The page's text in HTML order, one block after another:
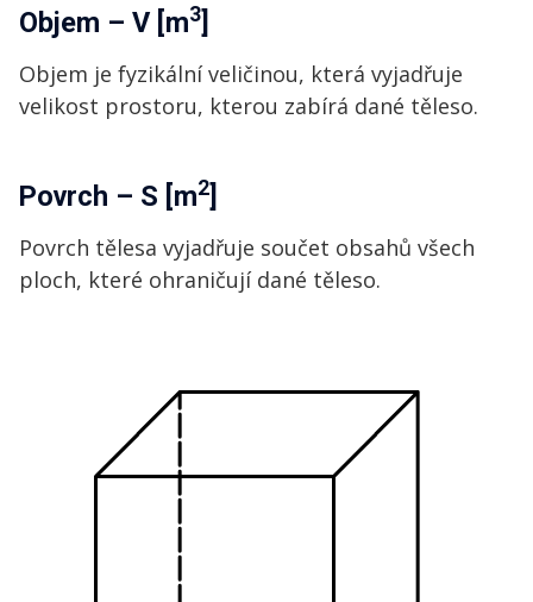
Objem – V [m3]
Objem je fyzikální veličinou, která vyjadřuje
velikost prostoru, kterou zabírá dané těleso.
Povrch – S [m2]
Povrch tělesa vyjadřuje součet obsahů všech
ploch, které ohraničují dané těleso.